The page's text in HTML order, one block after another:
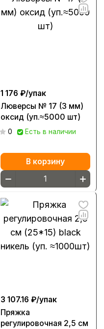
1 176 ₽/упак
Люверсы № 17 (3 мм)
оксид (уп.≈5000 шт)
0 Есть в наличии
В корзину
3 107.16 ₽/упак
Пряжка
регулировочная 2,5 см